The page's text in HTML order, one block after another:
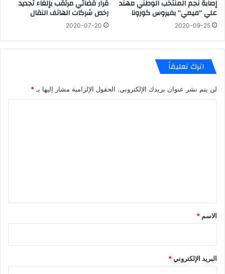
إصابة نجم المنتخب الوطني مهند
علي “ميمي” بفيروس كورونا
2020-09-25
قرار قضائي مرتقب بإلغاء تجديد
رخص شركات الهاتف النقال
2020-07-20
اترك تعليقاً
لن يتم نشر عنوان بريدك الإلكتروني. الحقول الإلزامية مشار إليها بـ *
*
الاسم *
البريد الإلكتروني*